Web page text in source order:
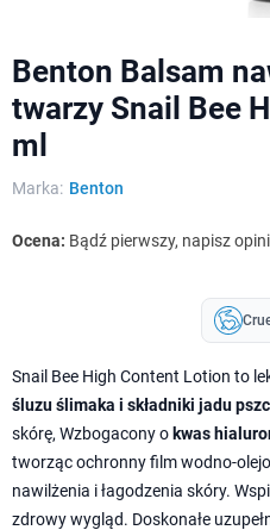
Benton Balsam
twarzy Snail Bee
ml
Marka: Benton
Ocena: Bądź pierwszy, napisz
Snail Bee High Content Lotion to
śluzu ślimaka i składniki jadu
skórę, Wzbogacony o kwas
tworząc ochronny film wodno-
nawilżenia i łagodzenia skóry.
zdrowy wygląd. Doskonałe